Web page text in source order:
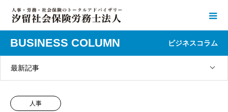
BUSINESS COLUMN ビジネスコラム
最新記事
人事